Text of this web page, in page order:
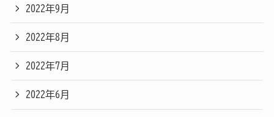
2022年9月
2022年8月
2022年7月
2022年6月